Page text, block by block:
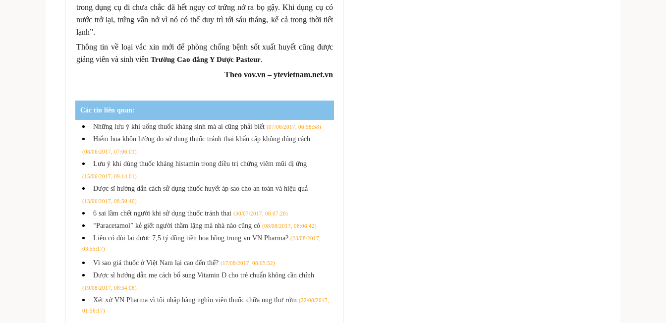
trong dụng cụ đi chưa chắc đã hết nguy cơ trứng nở ra bọ gậy. Khi dụng cụ có
nước trở lại, trứng vẫn nở vì nó có thể duy trì tới sáu tháng, kể cả trong thời tiết
lạnh”.
Thông tin về loại vắc xin mới để phòng chống bệnh sốt xuất huyết cũng được
giảng viên và sinh viên Trường Cao đẳng Y Dược Pasteur.
Theo vov.vn – ytevietnam.net.vn
Các tin liên quan:
Những lưu ý khi uống thuốc kháng sinh mà ai cũng phải biết (07/06/2017, 06:58:58)
Hiểm họa khôn lường do sử dụng thuốc tránh thai khẩn cấp không đúng cách
(08/06/2017, 07:06:01)
Lưu ý khi dùng thuốc kháng histamin trong điều trị chứng viêm mũi dị ứng
(15/06/2017, 09:14:01)
Dược sĩ hướng dẫn cách sử dụng thuốc huyết áp sao cho an toàn và hiệu quả
(13/06/2017, 08:50:40)
6 sai lầm chết người khi sử dụng thuốc tránh thai (30/07/2017, 08:07:28)
“Paracetamol” kẻ giết người thầm lặng mà nhà nào cũng có (08/08/2017, 08:06:42)
Liệu có đòi lại được 7,5 tỷ đồng tiền hoa hồng trong vụ VN Pharma? (23/08/2017,
03:55:17)
Vì sao giá thuốc ở Việt Nam lại cao đến thế? (17/08/2017, 08:05:52)
Dược sĩ hướng dẫn mẹ cách bổ sung Vitamin D cho trẻ chuẩn không cần chỉnh
(19/08/2017, 08:34:08)
Xét xử VN Pharma vì tội nhập hàng nghìn viên thuốc chữa ung thư rởm (22/08/2017,
01:56:17)